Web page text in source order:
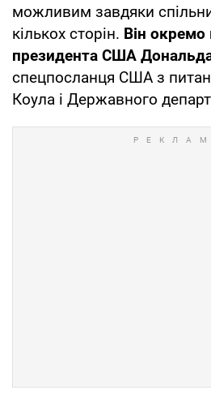
можливим завдяки
кількох сторін. Він окремо
президента США
спецпосланця США з
Коула і Державного